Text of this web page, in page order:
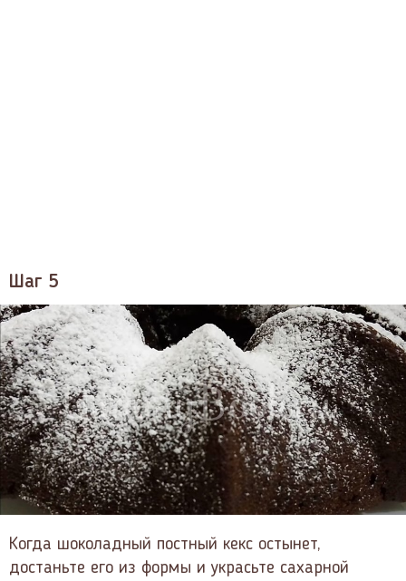
Шаг 5
Когда шоколадный постный кекс остынет,
достаньте его из формы и украсьте сахарной